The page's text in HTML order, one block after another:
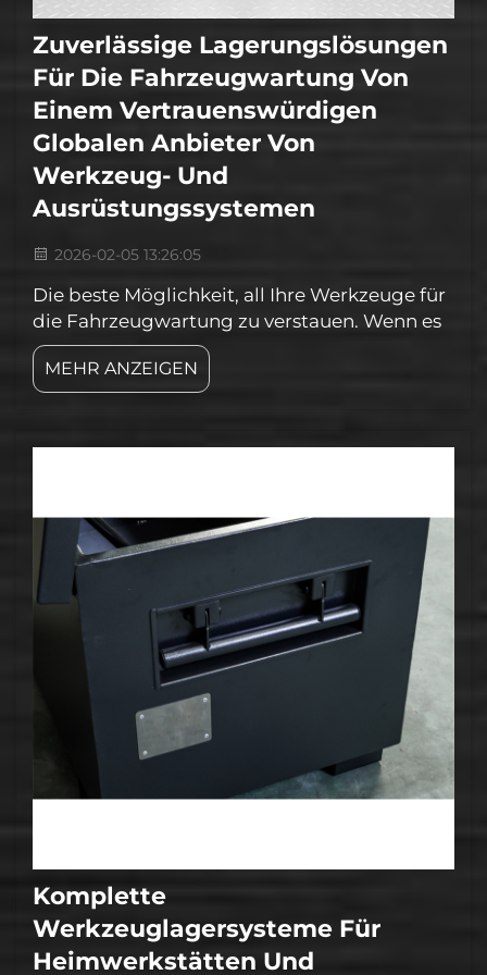
Zuverlässige Lagerungslösungen
Für Die Fahrzeugwartung Von
Einem Vertrauenswürdigen
Globalen Anbieter Von
Werkzeug- Und
Ausrüstungssystemen
2026-02-05 13:26:05
Die beste Möglichkeit, all Ihre Werkzeuge für
die Fahrzeugwartung zu verstauen. Wenn es
um die Pflege von Autos geht, benötigen Sie
auf jeden Fall eine gute Garage. Sie brauchen
etwas Zuverlässiges, das Ihre Werkzeuge
auf der Suche nach einer Lösung für die
MEHR ANZEIGEN
Komplette
Werkzeuglagersysteme Für
Heimwerkstätten Und